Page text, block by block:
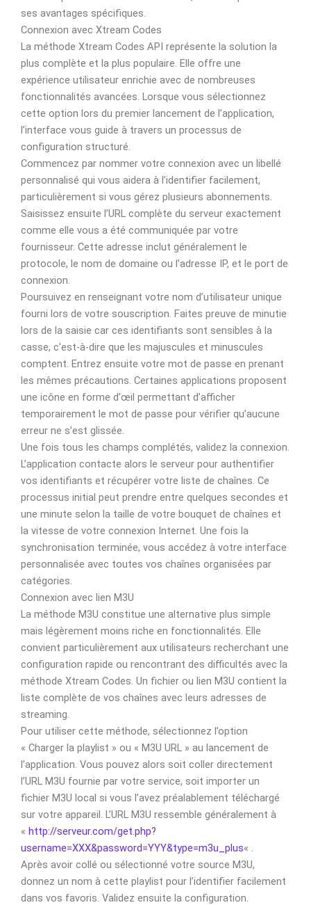
ses avantages spécifiques.
Connexion avec Xtream Codes
La méthode Xtream Codes API représente la solution la
plus complète et la plus populaire. Elle offre une
expérience utilisateur enrichie avec de nombreuses
fonctionnalités avancées. Lorsque vous sélectionnez
cette option lors du premier lancement de l’application,
l’interface vous guide à travers un processus de
configuration structuré.
Commencez par nommer votre connexion avec un libellé
personnalisé qui vous aidera à l’identifier facilement,
particulièrement si vous gérez plusieurs abonnements.
Saisissez ensuite l’URL complète du serveur exactement
comme elle vous a été communiquée par votre
fournisseur. Cette adresse inclut généralement le
protocole, le nom de domaine ou l’adresse IP, et le port de
connexion.
Poursuivez en renseignant votre nom d’utilisateur unique
fourni lors de votre souscription. Faites preuve de minutie
lors de la saisie car ces identifiants sont sensibles à la
casse, c’est-à-dire que les majuscules et minuscules
comptent. Entrez ensuite votre mot de passe en prenant
les mêmes précautions. Certaines applications proposent
une icône en forme d’œil permettant d’afficher
temporairement le mot de passe pour vérifier qu’aucune
erreur ne s’est glissée.
Une fois tous les champs complétés, validez la connexion.
L’application contacte alors le serveur pour authentifier
vos identifiants et récupérer votre liste de chaînes. Ce
processus initial peut prendre entre quelques secondes et
une minute selon la taille de votre bouquet de chaînes et
la vitesse de votre connexion Internet. Une fois la
synchronisation terminée, vous accédez à votre interface
personnalisée avec toutes vos chaînes organisées par
catégories.
Connexion avec lien M3U
La méthode M3U constitue une alternative plus simple
mais légèrement moins riche en fonctionnalités. Elle
convient particulièrement aux utilisateurs recherchant une
configuration rapide ou rencontrant des difficultés avec la
méthode Xtream Codes. Un fichier ou lien M3U contient la
liste complète de vos chaînes avec leurs adresses de
streaming.
Pour utiliser cette méthode, sélectionnez l’option
« Charger la playlist » ou « M3U URL » au lancement de
l’application. Vous pouvez alors soit coller directement
l’URL M3U fournie par votre service, soit importer un
fichier M3U local si vous l’avez préalablement téléchargé
sur votre appareil. L’URL M3U ressemble généralement à
« http://serveur.com/get.php?
username=XXX&password=YYY&type=m3u_plus« .
Après avoir collé ou sélectionné votre source M3U,
donnez un nom à cette playlist pour l’identifier facilement
dans vos favoris. Validez ensuite la configuration.